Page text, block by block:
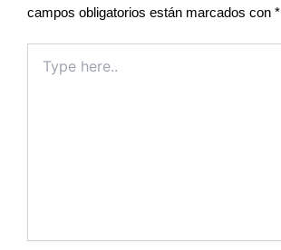
campos obligatorios están marcados con *
here..